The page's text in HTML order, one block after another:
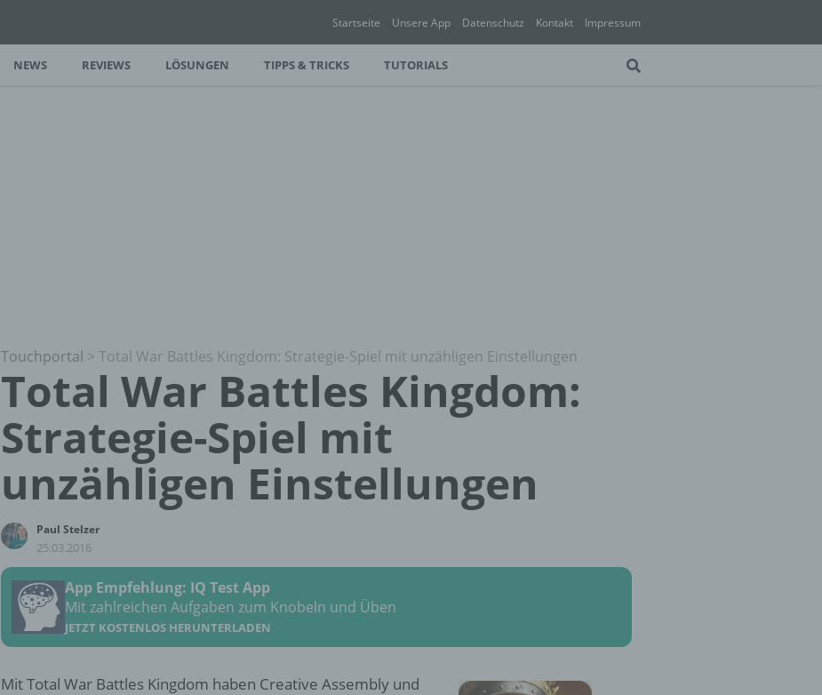
Startseite Unsere App Datenschutz Kontakt Impressum
NEWS REVIEWS LÖSUNGEN TIPPS & TRICKS TUTORIALS
Touchportal > Total War Battles Kingdom: Strategie-Spiel mit unzähligen Einstellungen
Total War Battles Kingdom:
Strategie-Spiel mit
unzähligen Einstellungen
Paul Stelzer
25.03.2016
App Empfehlung: IQ Test App
Mit zahlreichen Aufgaben zum Knobeln und Üben
JETZT KOSTENLOS HERUNTERLADEN
Mit Total War Battles Kingdom haben Creative Assembly und